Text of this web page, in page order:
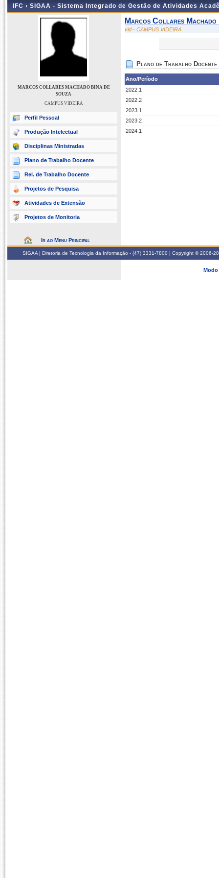
IFC › SIGAA - Sistema Integrado de Gestão de Atividades
MARCOS COLLARES MACHADO BINA DE
SOUZA
CAMPUS VIDEIRA
Perfil Pessoal
Produção Intelectual
Disciplinas Ministradas
Plano de Trabalho Docente
Rel. de Trabalho Docente
Projetos de Pesquisa
Atividades de Extensão
Projetos de Monitoria
Ir ao Menu Principal
Marcos Collares Machado
vid - CAMPUS VIDEIRA
Plano de Trabalho Docente
Ano/Período
2022.1
2022.2
2023.1
2023.2
2024.1
SIGAA | Diretoria de Tecnologia da Informação - (47) 3331-7800 | Copyright © 2006-
Modo